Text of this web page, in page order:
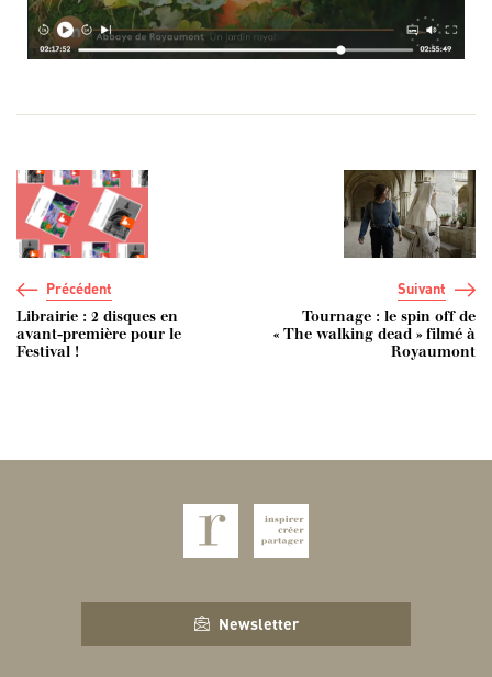
Navigation de l’article
Précédent
Librairie : 2 disques en
avant-première pour le
Festival !
Suivant
Tournage : le spin off de
« The walking dead » filmé à
Royaumont
Newsletter